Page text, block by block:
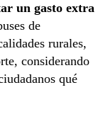
un gasto extra
de
rurales,
considerando
qué